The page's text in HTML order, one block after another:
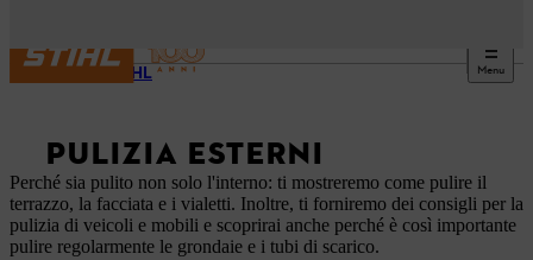
Menu
DIY STIHL
PULIZIA ESTERNI
Perché sia pulito non solo l'interno: ti mostreremo come pulire il
terrazzo, la facciata e i vialetti. Inoltre, ti forniremo dei consigli per la
pulizia di veicoli e mobili e scoprirai anche perché è così importante
pulire regolarmente le grondaie e i tubi di scarico.